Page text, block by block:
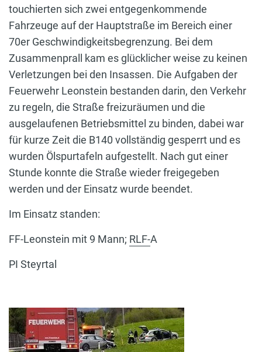
touchierten sich zwei entgegenkommende
Fahrzeuge auf der Hauptstraße im Bereich einer
70er Geschwindigkeitsbegrenzung. Bei dem
Zusammenprall kam es glücklicher weise zu keinen
Verletzungen bei den Insassen. Die Aufgaben der
Feuerwehr Leonstein bestanden darin, den Verkehr
zu regeln, die Straße freizuräumen und die
ausgelaufenen Betriebsmittel zu binden, dabei war
für kurze Zeit die B140 vollständig gesperrt und es
wurden Ölspurtafeln aufgestellt. Nach gut einer
Stunde konnte die Straße wieder freigegeben
werden und der Einsatz wurde beendet.
Im Einsatz standen:
FF-Leonstein mit 9 Mann; RLF-A
PI Steyrtal